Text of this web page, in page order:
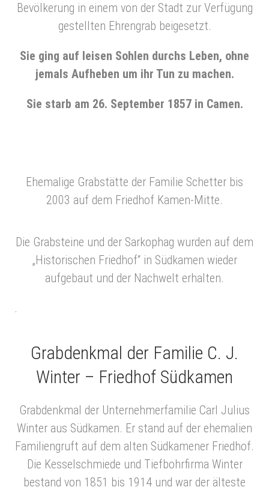
Bevölkerung in einem von der Stadt zur Verfügung
gestellten Ehrengrab beigesetzt.
Sie ging auf leisen Sohlen durchs Leben, ohne
jemals Aufheben um ihr Tun zu machen.
Sie starb am 26. September 1857 in Camen.
Ehemalige Grabstätte der Familie Schetter bis
2003 auf dem Friedhof Kamen-Mitte.
Die Grabsteine und der Sarkophag wurden auf dem
„Historischen Friedhof“ in Südkamen wieder
aufgebaut und der Nachwelt erhalten.
.
Grabdenkmal der Familie C. J.
Winter – Friedhof Südkamen
Grabdenkmal der Unternehmerfamilie Carl Julius
Winter aus Südkamen. Er stand auf der ehemalien
Familiengruft auf dem alten Südkamener Friedhof.
Die Kesselschmiede und Tiefbohrfirma Winter
bestand von 1851 bis 1914 und war der älteste